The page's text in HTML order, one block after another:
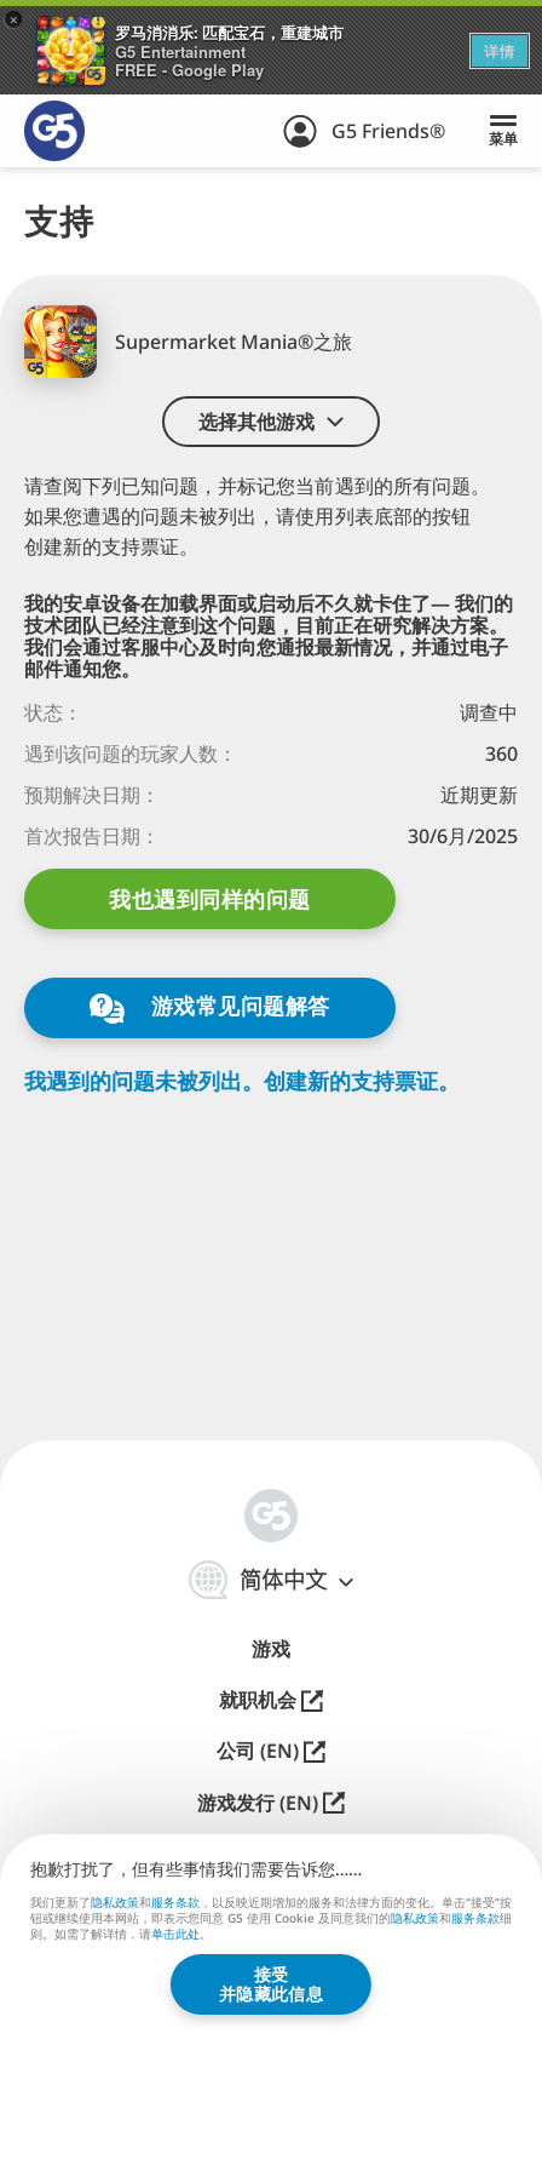
罗马消消乐: 匹配宝石，重建城市
G5 Entertainment
FREE - Google Play
详情
+
G5 Friends® 菜单
支持
Supermarket Mania®之旅
选择其他游戏
请查阅下列已知问题，并标记您当前遇到的所有问题。
如果您遭遇的问题未被列出，请使用列表底部的按钮
创建新的支持票证。
我的安卓设备在加载界面或启动后不久就卡住了— 我们的
技术团队已经注意到这个问题，目前正在研究解决方案。
我们会通过客服中心及时向您通报最新情况，并通过电子
邮件通知您。
状态：
调查中
遇到该问题的玩家人数：
360
预期解决日期：
近期更新
首次报告日期：
30/6月/2025
我也遇到同样的问题
游戏常见问题解答
我遇到的问题未被列出。 创建新的支持票证。
简体中文
体
中
游戏
就职机会
公司 (EN)
游戏发行 (EN)
联系我们 (EN)
G5 ENTERTAINMENT ®
© 2026 G5 Entertainment AB
抱歉打扰了，但有些事情我们需要告诉您……
我们更新了隐私政策和服务条款 ，以反映近期增加的服务和法律方面的变化。单击“接受”按
钮或继续使用本网站，即表示您同意 G5 使用 Cookie 及同意我们的隐私政策和服务条款细
则。如需了解详情，请单击此处。
接受
并隐藏此信息